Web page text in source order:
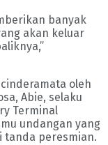
banyak
akan keluar
oleh
Abie, selaku
Terminal
undangan yang
tanda peresmian.